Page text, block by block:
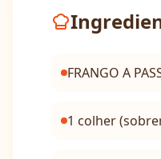
FRANGO A
1 colher